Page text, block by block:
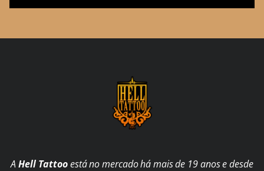
AHell Tattooestá no mercado há mais de 19 anos e desde